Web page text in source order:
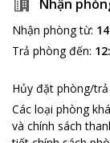
Nhận
Nhận phòng từ:
Trả phòng đến:
Hủy đặt phòng/
Các loại phòng
và chính sách